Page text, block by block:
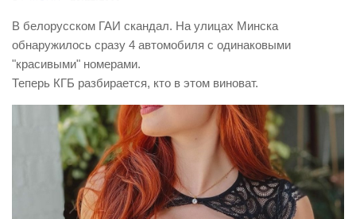
В белорусском ГАИ скандал. На улицах Минска
обнаружилось сразу 4 автомобиля с одинаковыми
"красивыми" номерами.
Теперь КГБ разбирается, кто в этом виноват.